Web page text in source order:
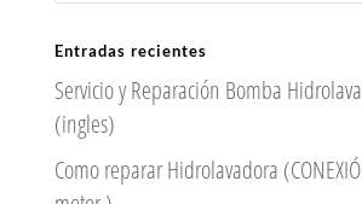
Entradas recientes
Servicio y Reparación Bomba
(ingles)
Como reparar Hidrolavadora